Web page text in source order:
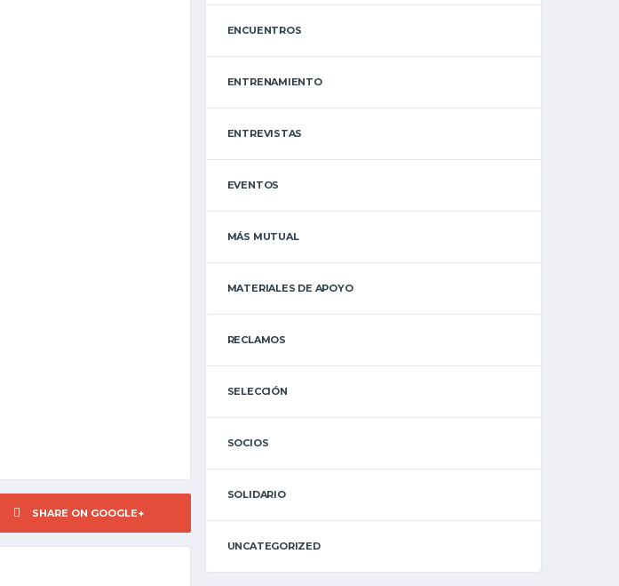
SHARE ON GOOGLE+
ENCUENTROS
ENTRENAMIENTO
ENTREVISTAS
EVENTOS
MÁS MUTUAL
MATERIALES DE APOYO
RECLAMOS
SELECCIÓN
SOCIOS
SOLIDARIO
UNCATEGORIZED